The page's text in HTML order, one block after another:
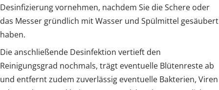
Desinfizierung vornehmen, nachdem Sie die Schere oder
das Messer gründlich mit Wasser und Spülmittel gesäubert
haben.
Die anschließende Desinfektion vertieft den
Reinigungsgrad nochmals, trägt eventuelle Blütenreste ab
und entfernt zudem zuverlässig eventuelle Bakterien, Viren